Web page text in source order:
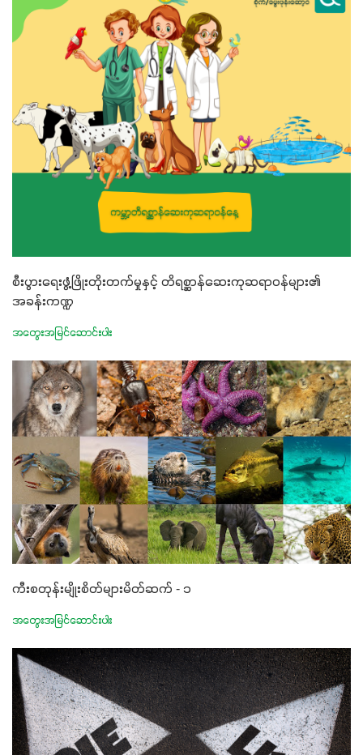
စီးပွားရေးဖွံ့ဖြိုးတိုးတက်မှုနှင့် တိရစ္ဆာန်ဆေးကုဆရာဝန်များ၏
အခန်းကဏ္ဍ
အတွေးအမြင်ဆောင်းပါး
ကီးစတုန်းမျိုးစိတ်များမိတ်ဆက် - ၁
အတွေးအမြင်ဆောင်းပါး